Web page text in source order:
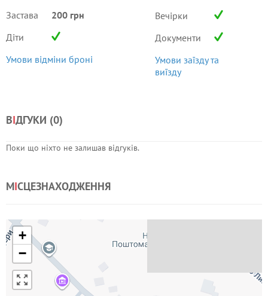
Застава
200 грн
Діти
Умови відміни броні
Вечірки
Документи
Умови заїзду та
виїзду
ВІДГУКИ (0)
Поки що ніхто не залишав відгуків.
МІСЦЕЗНАХОДЖЕННЯ
+
−